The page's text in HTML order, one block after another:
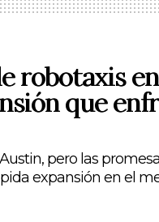
robotaxis
que
pero las
expansión en el